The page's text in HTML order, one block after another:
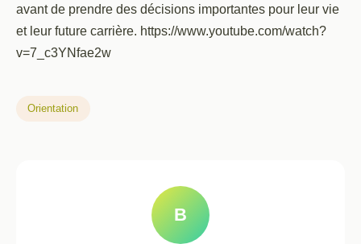
avant de prendre des décisions importantes pour leur vie
et leur future carrière. https://www.youtube.com/watch?
v=7_c3YNfae2w
Orientation
B